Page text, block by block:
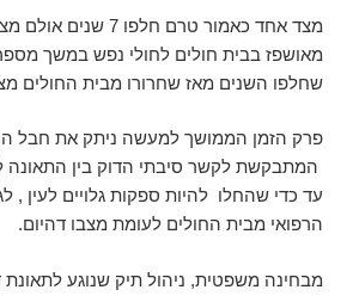
מצד אחד כאמור טרם חלפו 7
מאושפז בבית חולים לחולי נפש במשך
שחלפו השנים מאז שחרורו מבית החולים
פרק הזמן הממושך למעשה ניתק את חבל
המתבקשת לקשר סיבתי הדוק בין התאונה
עד כדי שהחלו להיות ספקות גלויים לעין ,
הרפואי מבית החולים לעומת מצבו דהיום.
מבחינה משפטית, ניהול תיק שנוגע לתאונת